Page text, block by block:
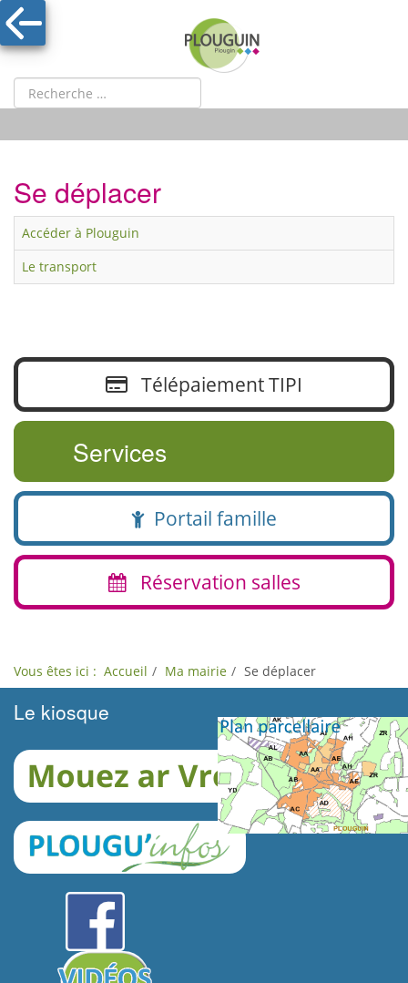
Se déplacer
Accéder à Plouguin
Le transport
Télépaiement TIPI
Services
Portail famille
Réservation salles
Vous êtes ici : Accueil Ma mairie Se déplacer
Le kiosque